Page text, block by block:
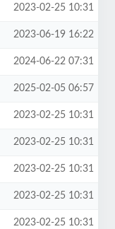
2023-02-25 10:31
2023-06-19 16:22
2024-06-22 07:31
2025-02-05 06:57
2023-02-25 10:31
2023-02-25 10:31
2023-02-25 10:31
2023-02-25 10:31
2023-02-25 10:31